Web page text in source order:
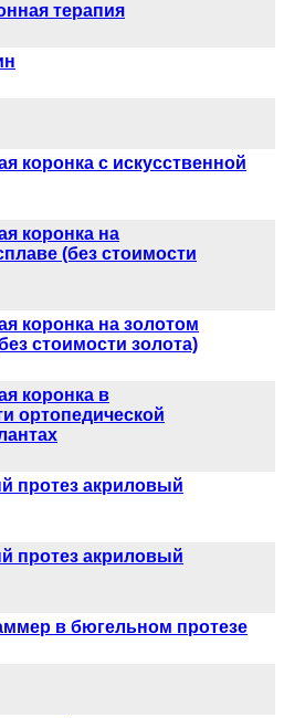
терапия
коронка с искусственной
коронка на
(без стоимости
коронка на золотом
стоимости золота)
коронка в
ортопедической
протез акриловый
протез акриловый
в бюгельном протезе